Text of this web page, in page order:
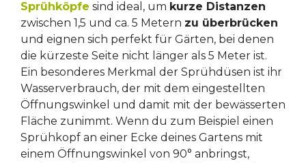
Sprühköpfe sind ideal, um kurze Distanzen
zwischen 1,5 und ca. 5 Metern zu überbrücken
und eignen sich perfekt für Gärten, bei denen
die kürzeste Seite nicht länger als 5 Meter ist.
Ein besonderes Merkmal der Sprühdüsen ist ihr
Wasserverbrauch, der mit dem eingestellten
Öffnungswinkel und damit mit der bewässerten
Fläche zunimmt. Wenn du zum Beispiel einen
Sprühkopf an einer Ecke deines Gartens mit
einem Öffnungswinkel von 90° anbringst,